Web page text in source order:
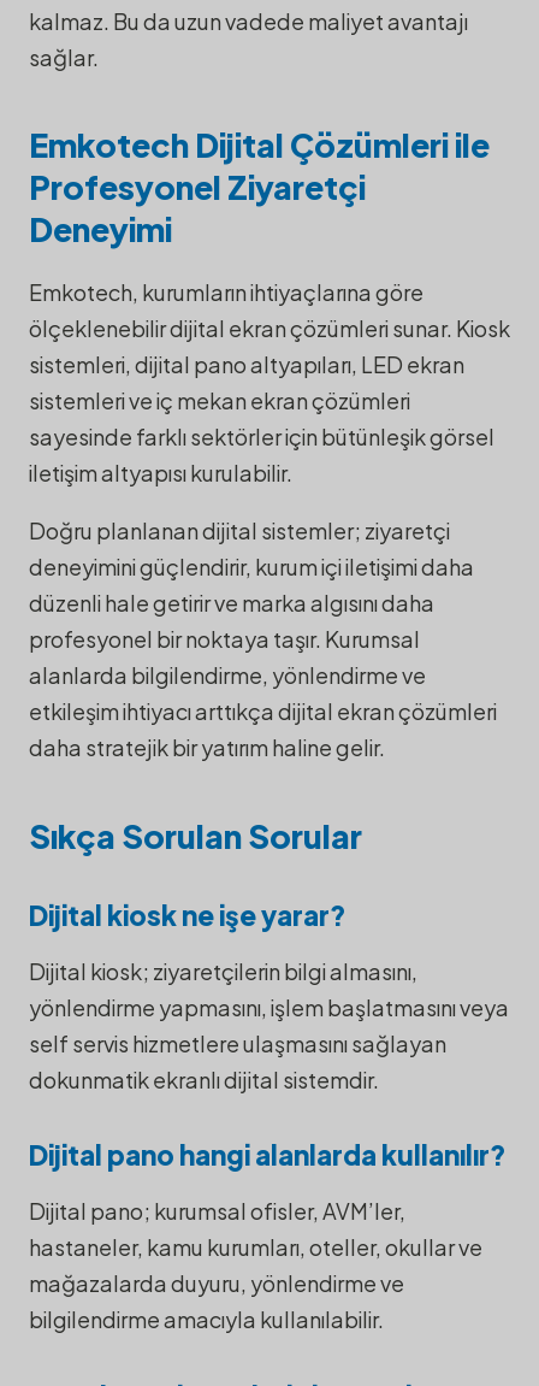
kalmaz. Bu da uzun vadede maliyet avantajı
sağlar.
Emkotech Dijital Çözümleri ile
Profesyonel Ziyaretçi
Deneyimi
Emkotech, kurumların ihtiyaçlarına göre
ölçeklenebilir dijital ekran çözümleri sunar. Kiosk
sistemleri, dijital pano altyapıları, LED ekran
sistemleri ve iç mekan ekran çözümleri
sayesinde farklı sektörler için bütünleşik görsel
iletişim altyapısı kurulabilir.
Doğru planlanan dijital sistemler; ziyaretçi
deneyimini güçlendirir, kurum içi iletişimi daha
düzenli hale getirir ve marka algısını daha
profesyonel bir noktaya taşır. Kurumsal
alanlarda bilgilendirme, yönlendirme ve
etkileşim ihtiyacı arttıkça dijital ekran çözümleri
daha stratejik bir yatırım haline gelir.
Sıkça Sorulan Sorular
Dijital kiosk ne işe yarar?
Dijital kiosk; ziyaretçilerin bilgi almasını,
yönlendirme yapmasını, işlem başlatmasını veya
self servis hizmetlere ulaşmasını sağlayan
dokunmatik ekranlı dijital sistemdir.
Dijital pano hangi alanlarda kullanılır?
Dijital pano; kurumsal ofisler, AVM’ler,
hastaneler, kamu kurumları, oteller, okullar ve
mağazalarda duyuru, yönlendirme ve
bilgilendirme amacıyla kullanılabilir.